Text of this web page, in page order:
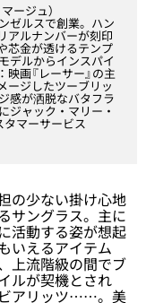
ージュ）
ゼルスで創業。ハン
アルナンバーが刻印
芯金が透けるテンプ
デルからインスパイ
画『レーサー』の主
ージしたツーブリッ
感が洒脱なバタフラ
ジャック・マリー・
タマーサービス
の少ない掛け心地
サングラス。主に
活動する姿が想起
いえるアイテム
上流階級の間でブ
ルが契機とされ
ビアリッツ……。美